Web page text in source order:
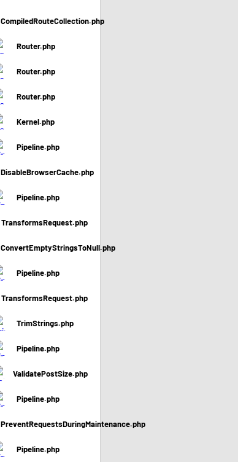
CompiledRouteCollection.php
Router.php
Router.php
Router.php
Kernel.php
Pipeline.php
DisableBrowserCache.php
Pipeline.php
TransformsRequest.php
ConvertEmptyStringsToNull.php
Pipeline.php
TransformsRequest.php
TrimStrings.php
Pipeline.php
ValidatePostSize.php
Pipeline.php
PreventRequestsDuringMaintenance.php
Pipeline.php